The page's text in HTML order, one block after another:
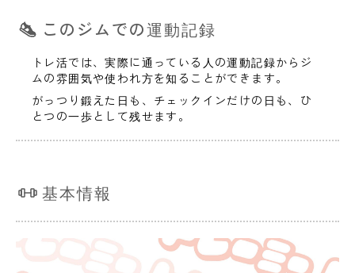
このジムでの運動記録
トレ活では、実際に通っている人の運動記録からジ
ムの雰囲気や使われ方を知ることができます。
がっつり鍛えた日も、チェックインだけの日も、ひ
とつの一歩として残せます。
基本情報